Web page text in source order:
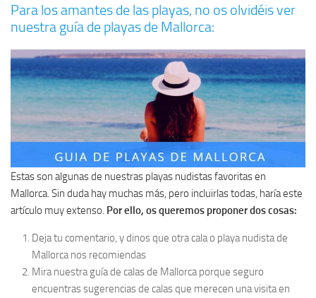
Para los amantes de las playas, no os olvidéis ver
nuestra guía de playas de Mallorca:
Estas son algunas de nuestras playas nudistas favoritas en
Mallorca. Sin duda hay muchas más, pero incluirlas todas, haría este
artículo muy extenso. Por ello, os queremos proponer dos cosas:
Deja tu comentario, y dinos que otra cala o playa nudista de
Mallorca nos recomiendas
Mira nuestra guía de calas de Mallorca porque seguro
encuentras sugerencias de calas que merecen una visita en